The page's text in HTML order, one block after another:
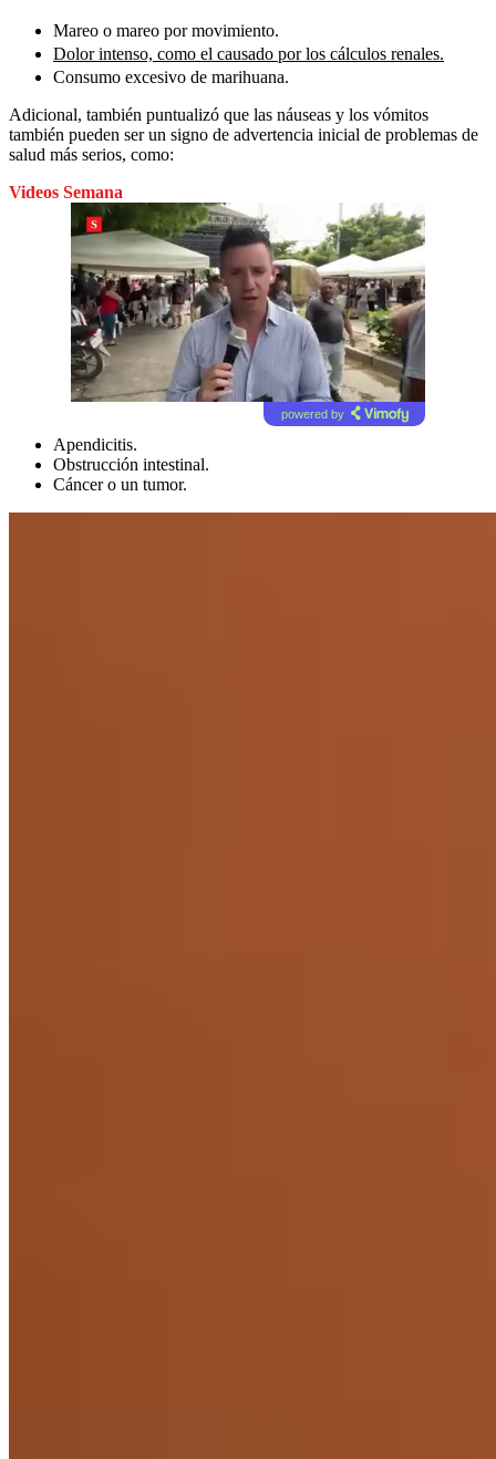
Mareo o mareo por movimiento.
Dolor intenso, como el causado por los cálculos renales.
Consumo excesivo de marihuana.
Adicional, también puntualizó que las náuseas y los vómitos
también pueden ser un signo de advertencia inicial de problemas de
salud más serios, como:
Videos Semana
powered by
Apendicitis.
Obstrucción intestinal.
Cáncer o un tumor.